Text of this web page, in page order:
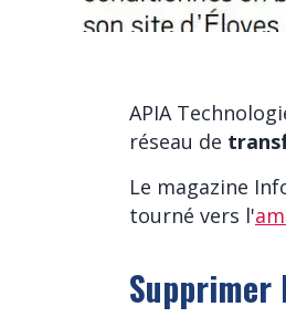
APIA
réseau de
Le magazine
tourné vers l'
Supprimer